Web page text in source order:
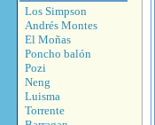
Los Simpson
Andrés Montes
El Moñas
Poncho balón
Pozi
Neng
Luisma
Torrente